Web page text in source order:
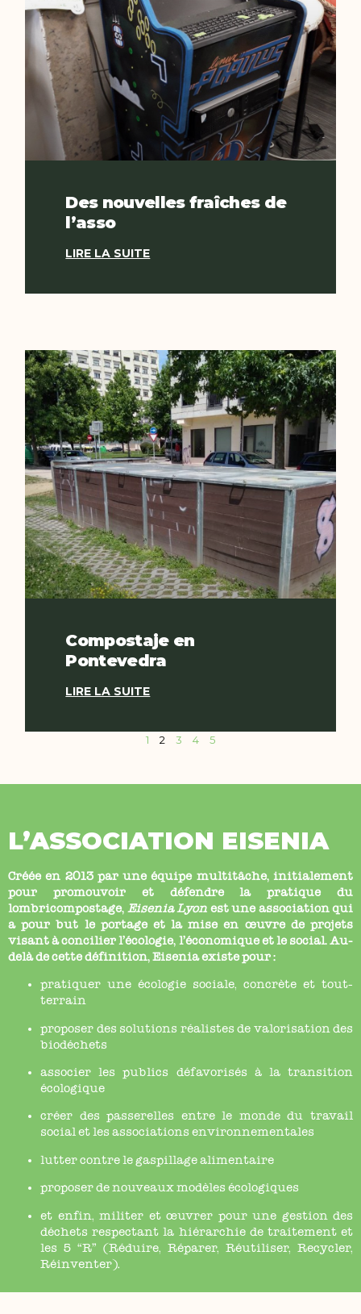
Des nouvelles fraîches de
l’asso
LIRE LA SUITE
Compostaje en
Pontevedra
LIRE LA SUITE
1 2 3 4 5
L’ASSOCIATION EISENIA
Créée en 2013 par une équipe multitâche, initialement
pour promouvoir et défendre la pratique du
lombricompostage, Eisenia Lyon est une association qui
a pour but le portage et la mise en œuvre de projets
visant à concilier l’écologie, l’économique et le social. Au-
delà de cette définition, Eisenia existe pour :
pratiquer une écologie sociale, concrète et tout-
terrain
proposer des solutions réalistes de valorisation des
biodéchets
associer les publics défavorisés à la transition
écologique
créer des passerelles entre le monde du travail
social et les associations environnementales
lutter contre le gaspillage alimentaire
proposer de nouveaux modèles écologiques
et enfin, militer et œuvrer pour une gestion des
déchets respectant la hiérarchie de traitement et
les 5 “R” (Réduire, Réparer, Réutiliser, Recycler,
Réinventer).